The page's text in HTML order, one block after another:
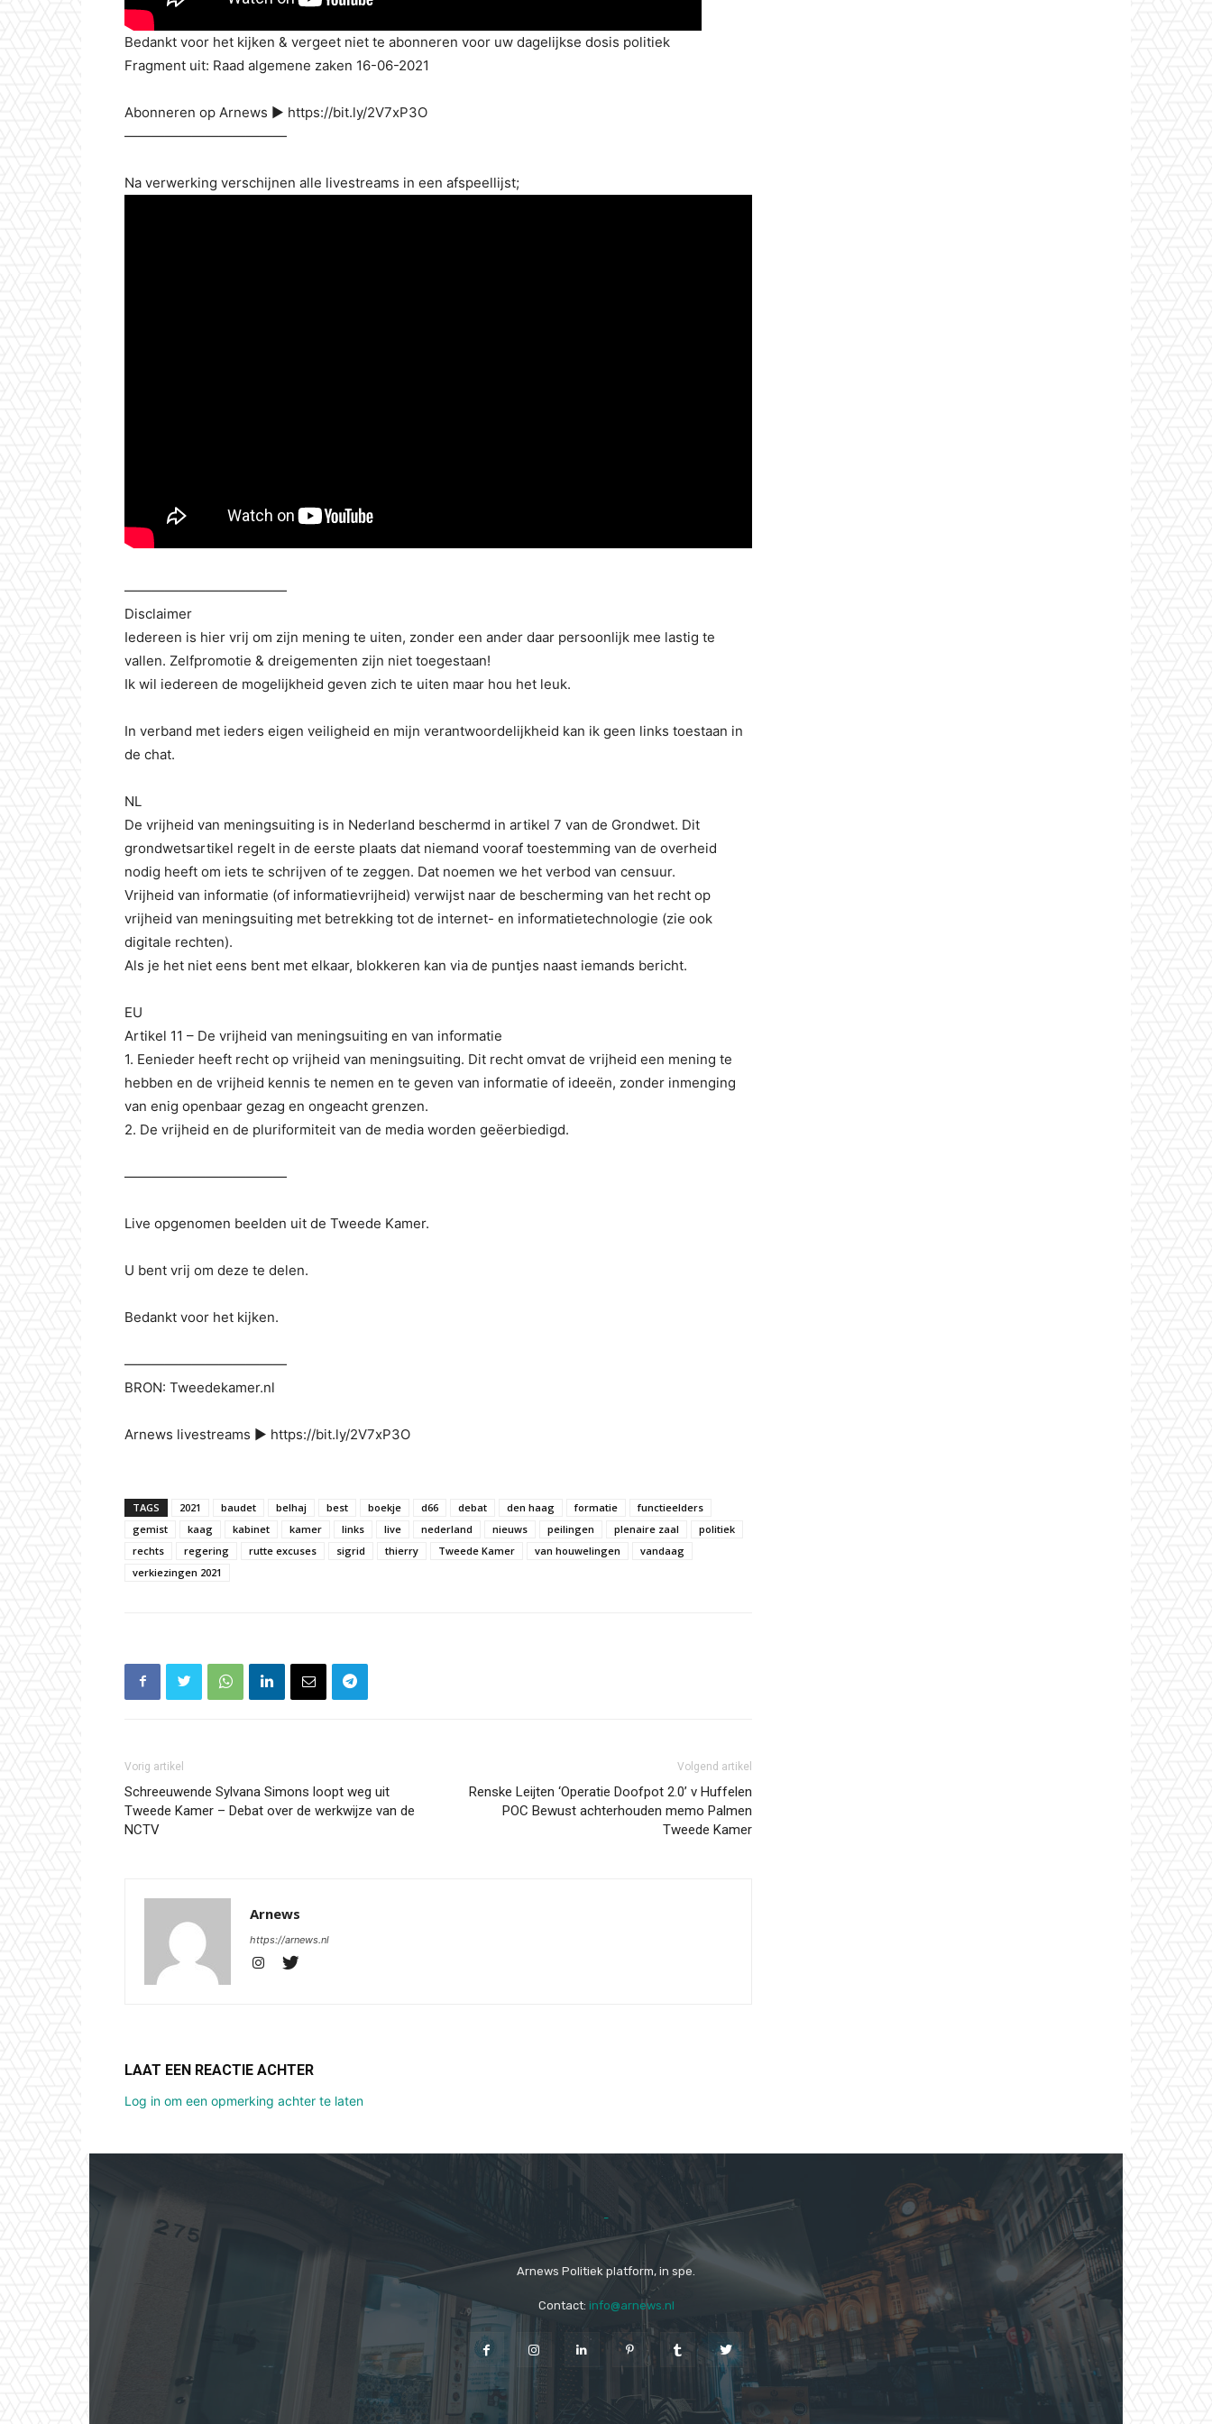
Bedankt voor het kijken & vergeet niet te abonneren voor uw dagelijkse dosis politiek
Fragment uit: Raad algemene zaken 16-06-2021
Abonneren op Arnews ▶ https://bit.ly/2V7xP3O
————————————
Na verwerking verschijnen alle livestreams in een afspeellijst;
————————————
Disclaimer
Iedereen is hier vrij om zijn mening te uiten, zonder een ander daar persoonlijk mee lastig te
vallen. Zelfpromotie & dreigementen zijn niet toegestaan!
Ik wil iedereen de mogelijkheid geven zich te uiten maar hou het leuk.
In verband met ieders eigen veiligheid en mijn verantwoordelijkheid kan ik geen links toestaan in
de chat.
NL
De vrijheid van meningsuiting is in Nederland beschermd in artikel 7 van de Grondwet. Dit
grondwetsartikel regelt in de eerste plaats dat niemand vooraf toestemming van de overheid
nodig heeft om iets te schrijven of te zeggen. Dat noemen we het verbod van censuur.
Vrijheid van informatie (of informatievrijheid) verwijst naar de bescherming van het recht op
vrijheid van meningsuiting met betrekking tot de internet- en informatietechnologie (zie ook
digitale rechten).
Als je het niet eens bent met elkaar, blokkeren kan via de puntjes naast iemands bericht.
EU
Artikel 11 – De vrijheid van meningsuiting en van informatie
1. Eenieder heeft recht op vrijheid van meningsuiting. Dit recht omvat de vrijheid een mening te
hebben en de vrijheid kennis te nemen en te geven van informatie of ideeën, zonder inmenging
van enig openbaar gezag en ongeacht grenzen.
2. De vrijheid en de pluriformiteit van de media worden geëerbiedigd.
————————————
Live opgenomen beelden uit de Tweede Kamer.
U bent vrij om deze te delen.
Bedankt voor het kijken.
————————————
BRON: Tweedekamer.nl
Arnews livestreams ▶ https://bit.ly/2V7xP3O
TAGS 2021 baudet belhaj best boekje d66 debat den haag formatie
functieelders
gemist
kaag kabinet kamer links live nederland nieuws peilingen plenaire zaal
politiek
rechts
regering rutte excuses sigrid thierry Tweede Kamer van houwelingen
vandaag
verkiezingen 2021
Vorig artikel
Schreeuwende Sylvana Simons loopt weg uit
Tweede Kamer – Debat over de werkwijze van de
NCTV
Volgend artikel
Renske Leijten ‘Operatie Doofpot 2.0’ v Huffelen
POC Bewust achterhouden memo Palmen
Tweede Kamer
Arnews
https://arnews.nl
LAAT EEN REACTIE ACHTER
Log in om een opmerking achter te laten
-
Arnews Politiek platform, in spe.
Contact: info@arnews.nl